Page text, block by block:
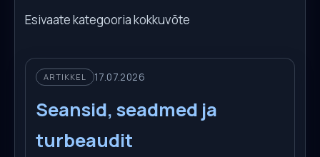
Esivaate kategooria kokkuvõte
ARTIKKEL 17.07.2026
Seansid, seadmed ja
turbeaudit